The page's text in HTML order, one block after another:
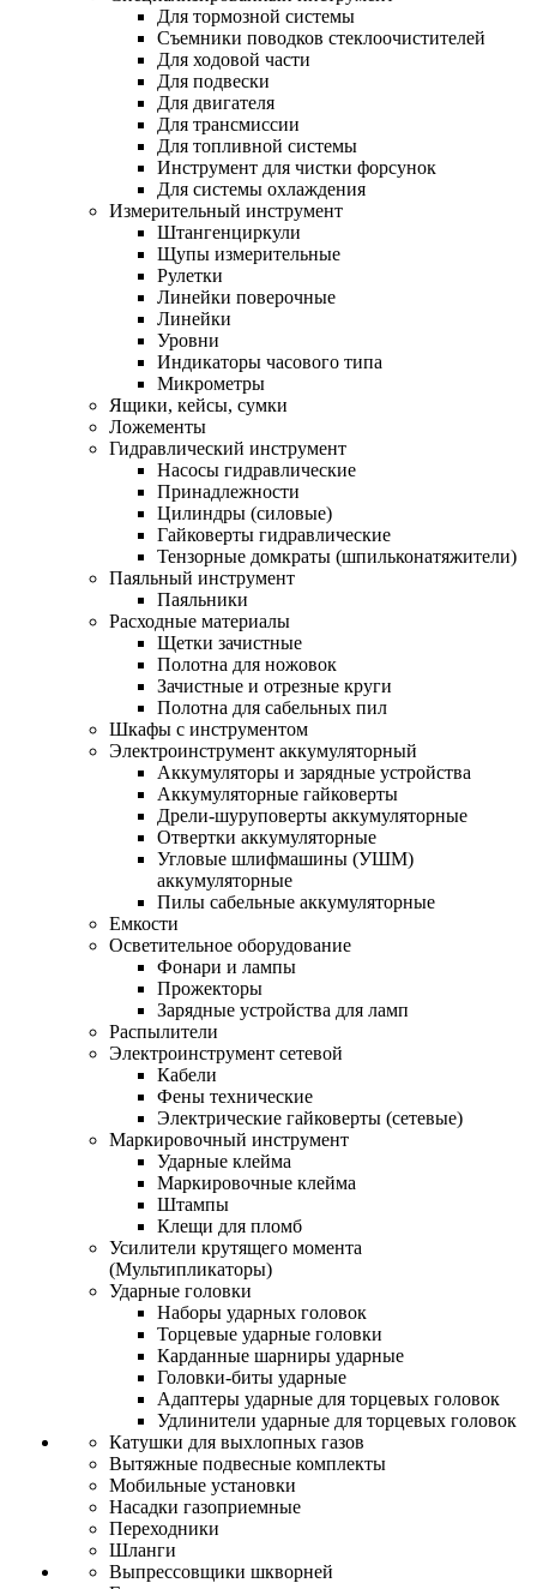
Для тормозной системы
Съемники поводков стеклоочистителей
Для ходовой части
Для подвески
Для двигателя
Для трансмиссии
Для топливной системы
Инструмент для чистки форсунок
Для системы охлаждения
Измерительный инструмент
Штангенциркули
Щупы измерительные
Рулетки
Линейки поверочные
Линейки
Уровни
Индикаторы часового типа
Микрометры
Ящики, кейсы, сумки
Ложементы
Гидравлический инструмент
Насосы гидравлические
Принадлежности
Цилиндры (силовые)
Гайковерты гидравлические
Тензорные домкраты (шпильконатяжители)
Паяльный инструмент
Паяльники
Расходные материалы
Щетки зачистные
Полотна для ножовок
Зачистные и отрезные круги
Полотна для сабельных пил
Шкафы с инструментом
Электроинструмент аккумуляторный
Аккумуляторы и зарядные устройства
Аккумуляторные гайковерты
Дрели-шуруповерты аккумуляторные
Отвертки аккумуляторные
Угловые шлифмашины (УШМ)
аккумуляторные
Пилы сабельные аккумуляторные
Емкости
Осветительное оборудование
Фонари и лампы
Прожекторы
Зарядные устройства для ламп
Распылители
Электроинструмент сетевой
Кабели
Фены технические
Электрические гайковерты (сетевые)
Маркировочный инструмент
Ударные клейма
Маркировочные клейма
Штампы
Клещи для пломб
Усилители крутящего момента
(Мультипликаторы)
Ударные головки
Наборы ударных головок
Торцевые ударные головки
Карданные шарниры ударные
Головки-биты ударные
Адаптеры ударные для торцевых головок
Удлинители ударные для торцевых головок
Катушки для выхлопных газов
Вытяжные подвесные комплекты
Мобильные установки
Насадки газоприемные
Переходники
Шланги
Выпрессовщики шкворней